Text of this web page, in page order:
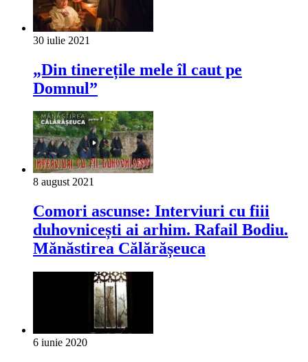
30 iulie 2021
„Din tinerețile mele îl caut pe
Domnul”
8 august 2021
Comori ascunse: Interviuri cu fiii
duhovnicești ai arhim. Rafail Bodiu.
Mănăstirea Călărășeuca
6 iunie 2020